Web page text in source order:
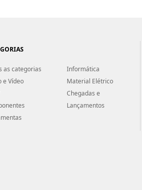
as categorias
e Vídeo
Informática
Material Elétrico
Chegadas e
Lançamentos